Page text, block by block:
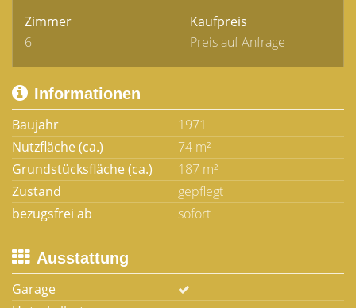
Zimmer
6
Kaufpreis
Preis auf Anfrage
Informationen
Baujahr
1971
Nutzfläche (ca.)
74 m²
Grundstücksfläche (ca.)
187 m²
Zustand
gepflegt
bezugsfrei ab
sofort
Ausstattung
Garage